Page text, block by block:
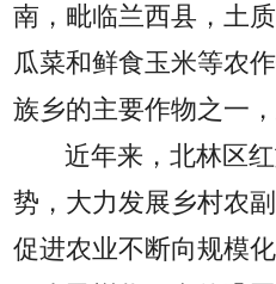
南，毗临兰西县，土
瓜菜和鲜食玉米等农
族乡的主要作物之一
近年来，北林区
势，大力发展乡村农
促进农业不断向规模